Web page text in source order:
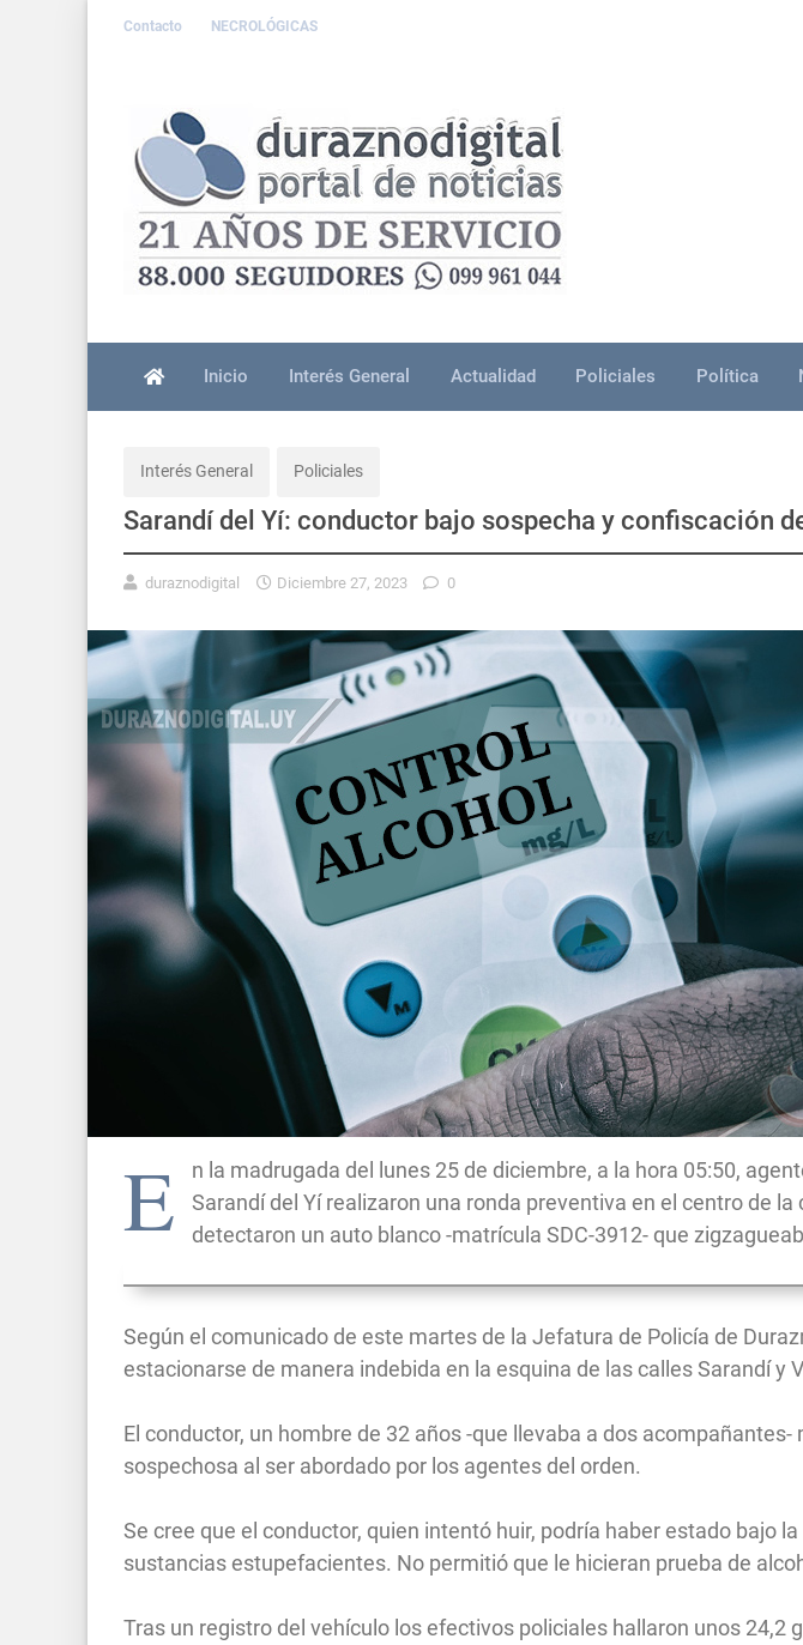
Contacto NECROLÓGICAS
Inicio Interés General Actualidad Policiales Política
Interés General Policiales
Sarandí del Yí: conductor bajo sospecha y confiscación
duraznodigital Diciembre 27, 2023 0
E
n la madrugada del lunes 25 de diciembre, a la hora 05:50,
Sarandí del Yí realizaron una ronda preventiva en el centro de la
detectaron un auto blanco -matrícula SDC-3912- que
Según el comunicado de este martes de la Jefatura de Policía de
estacionarse de manera indebida en la esquina de las calles Sarandí y
El conductor, un hombre de 32 años -que llevaba a dos
sospechosa al ser abordado por los agentes del orden.
Se cree que el conductor, quien intentó huir, podría haber estado bajo
sustancias estupefacientes. No permitió que le hicieran prueba de
Tras un registro del vehículo los efectivos policiales hallaron unos 24,2